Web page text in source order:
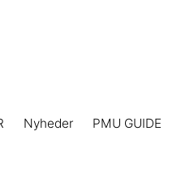
Nyheder PMU GUIDE